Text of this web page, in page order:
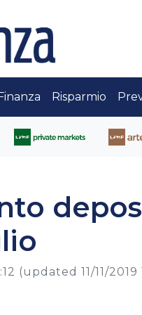
Risparmio
(updated 11/11/2019